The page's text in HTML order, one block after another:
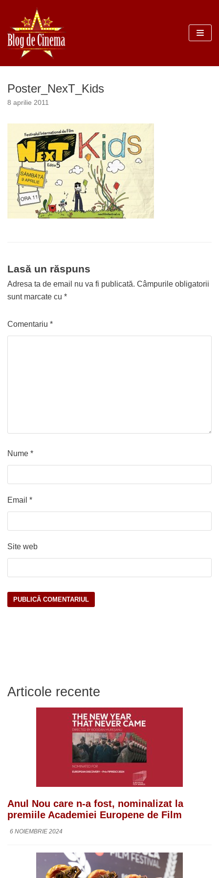
Sari
la
conținut
Poster_NexT_Kids
8 aprilie 2011
Lasă un răspuns
Adresa ta de email nu va fi publicată. Câmpurile obligatorii
sunt marcate cu *
Comentariu *
Nume *
Email *
Site web
Articole recente
Anul Nou care n-a fost, nominalizat la
premiile Academiei Europene de Film
6 NOIEMBRIE 2024